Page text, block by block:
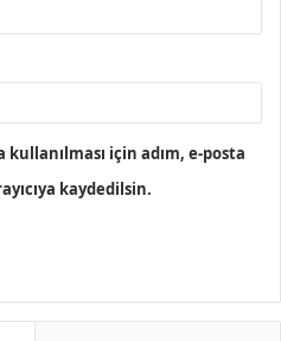
için adım, e-posta
kaydedilsin.